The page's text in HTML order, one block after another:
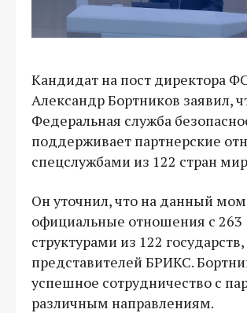
Кандидат на пост директора
Александр Бортников заявил,
Федеральная служба
поддерживает партнерские
спецслужбами из 122 стран
Он уточнил, что на данный
официальные отношения с 263
структурами из 122
представителей БРИКС.
успешное сотрудничество с
различным направлениям.